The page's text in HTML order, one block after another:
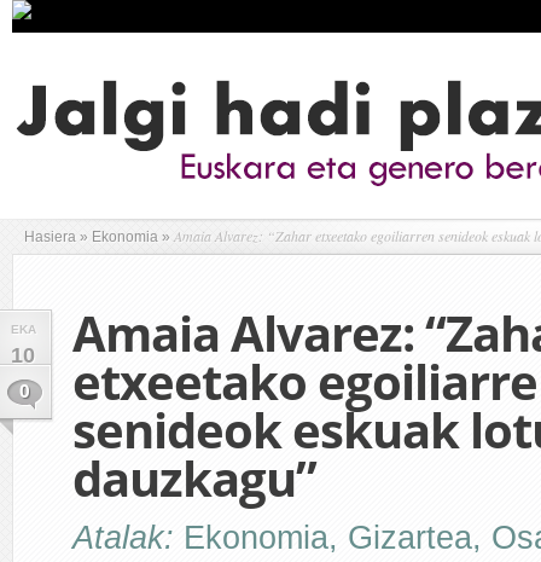
Hasiera » Ekonomia » Amaia Alvarez: “Zahar etxeetako egoiliarren senideok eskuak
EKA
10
0
Amaia Alvarez:
etxeetako
senideok eskuak
dauzkagu”
Atalak: Ekonomia, Gizartea,